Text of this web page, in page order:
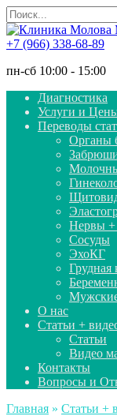
Перейти
к
содержанию
Search
for:
+7 (966) 338-68-89
пн-сб 10:00 - 15:00
Диагностика
Услуги и
Переводы
Органы
Нервы
Сосуды
ЭхоКГ
Грудная
О нас
Статьи +
Статьи
Видео
Контакты
Вопросы и
Главная » Статьи +